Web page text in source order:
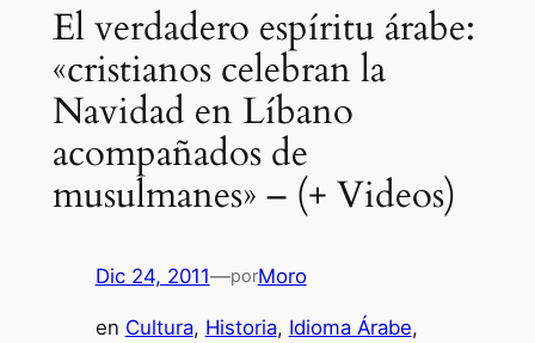
El verdadero espíritu árabe:
«cristianos celebran la
Navidad en Líbano
acompañados de
musulmanes» – (+ Videos)
Dic 24, 2011—porMoro
en Cultura, Historia, Idioma Árabe